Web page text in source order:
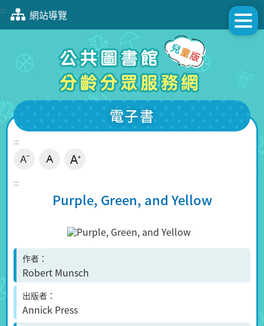
跳
塊
::: 網站導覽
電子書
:::
:::
Purple, Green, and Yellow
作者
Robert Munsch
出版者
Annick Press